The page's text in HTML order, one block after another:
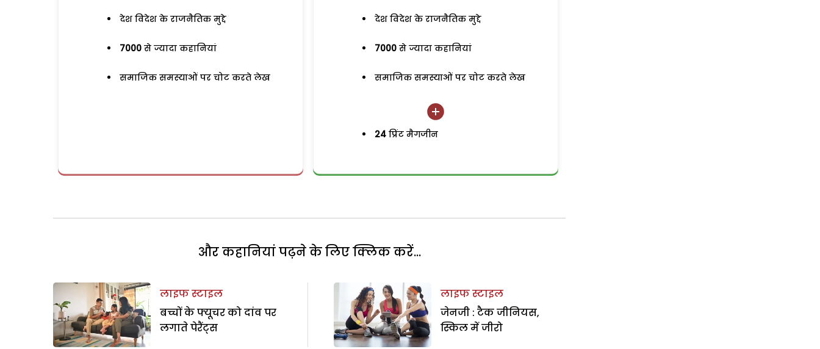
देश विदेश के राजनैतिक मुद्दे
7000 से ज्यादा कहानियां
समाजिक समस्याओं पर चोट करते लेख
देश विदेश के राजनैतिक मुद्दे
7000 से ज्यादा कहानियां
समाजिक समस्याओं पर चोट करते लेख
24 प्रिंट मैगजीन
और कहानियां पढ़ने के लिए क्लिक करें...
लाइफ स्टाइल
बच्चों के फ्यूचर को दांव पर
लगाते पेरैंट्स
लाइफ स्टाइल
जेनजी : टैक जीनियस,
स्किल में जीरो